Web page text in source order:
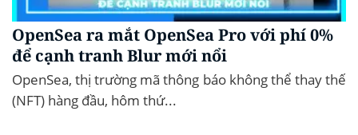
OpenSea ra mắt OpenSea Pro với phí 0%
để cạnh tranh Blur mới nổi
OpenSea, thị trường mã thông báo không thể thay thế
(NFT) hàng đầu, hôm thứ...